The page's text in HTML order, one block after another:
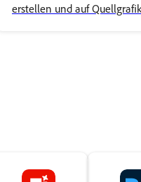
erstellen und auf